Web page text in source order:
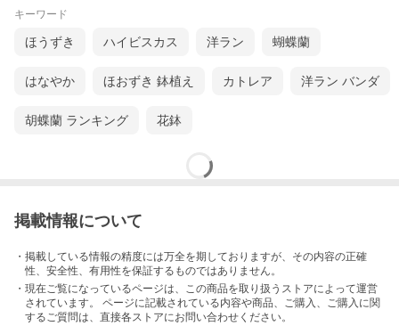
キーワード
ほうずき ハイビスカス 洋ラン 蝴蝶蘭
はなやか ほおずき 鉢植え カトレア 洋ラン バンダ
胡蝶蘭 ランキング 花鉢
掲載情報について
・掲載している情報の精度には万全を期しておりますが、その内容の正確
性、安全性、有用性を保証するものではありません。
・現在ご覧になっているページは、この商品を取り扱うストアによって運営
されています。 ページに記載されている内容や商品、ご購入 、ご購入に関
するご質問は、直接各ストアにお問い合わせください。